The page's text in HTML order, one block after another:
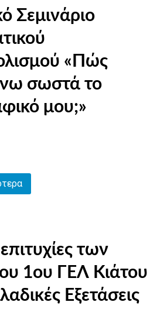
Σεμινάριο
«Πώς
σωστά το
μου;»
των
1ου ΓΕΛ Κιάτου
Εξετάσεις